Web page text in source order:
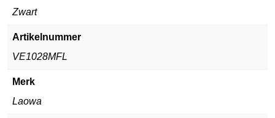
Zwart
Artikelnummer
VE1028MFL
Merk
Laowa